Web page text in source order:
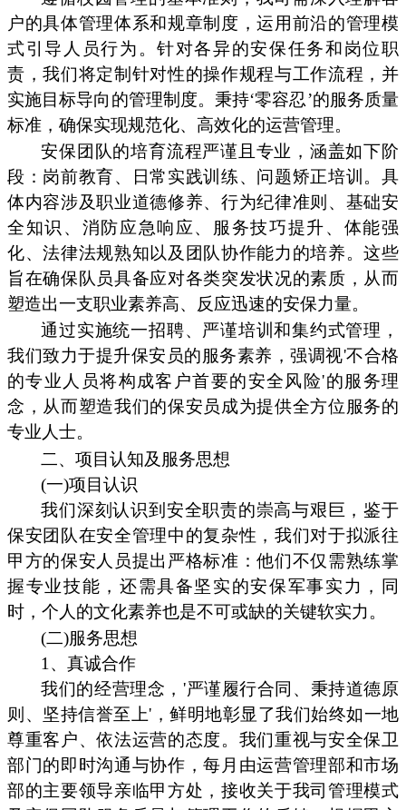
户的具体管理体系和规章制度，运用前沿的管理模
式引导人员行为。针对各异的安保任务和岗位职
责，我们将定制针对性的操作规程与工作流程，并
实施目标导向的管理制度。秉持‘零容忍’的服务质量
标准，确保实现规范化、高效化的运营管理。
安保团队的培育流程严谨且专业，涵盖如下阶
段：岗前教育、日常实践训练、问题矫正培训。具
体内容涉及职业道德修养、行为纪律准则、基础安
全知识、消防应急响应、服务技巧提升、体能强
化、法律法规熟知以及团队协作能力的培养。这些
旨在确保队员具备应对各类突发状况的素质，从而
塑造出一支职业素养高、反应迅速的安保力量。
通过实施统一招聘、严谨培训和集约式管理，
我们致力于提升保安员的服务素养，强调视'不合格
的专业人员将构成客户首要的安全风险'的服务理
念，从而塑造我们的保安员成为提供全方位服务的
专业人士。
二、项目认知及服务思想
(一)项目认识
我们深刻认识到安全职责的崇高与艰巨，鉴于
保安团队在安全管理中的复杂性，我们对于拟派往
甲方的保安人员提出严格标准：他们不仅需熟练掌
握专业技能，还需具备坚实的安保军事实力，同
时，个人的文化素养也是不可或缺的关键软实力。
(二)服务思想
1、真诚合作
我们的经营理念，'严谨履行合同、秉持道德原
则、坚持信誉至上'，鲜明地彰显了我们始终如一地
尊重客户、依法运营的态度。我们重视与安全保卫
部门的即时沟通与协作，每月由运营管理部和市场
部的主要领导亲临甲方处，接收关于我司管理模式